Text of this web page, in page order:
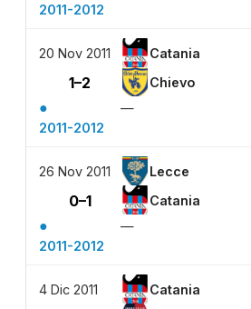
2011-2012
20 Nov 2011 Catania
1–2 Chievo
●
—
2011-2012
26 Nov 2011 Lecce
0–1 Catania
●
—
2011-2012
4 Dic 2011 Catania